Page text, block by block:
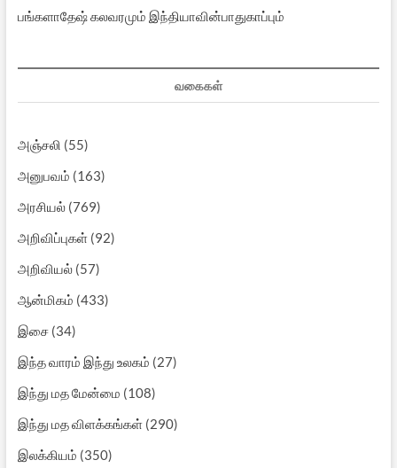
பங்களாதேஷ் கலவரமும் இந்தியாவின்பாதுகாப்பும்
வகைகள்
அஞ்சலி (55)
அனுபவம் (163)
அரசியல்(769)
அறிவிப்புகள்(92)
அறிவியல்(57)
ஆன்மிகம் (433)
இசை(34)
இந்த வாரம் இந்து உலகம் (27)
இந்து மத மேன்மை (108)
இந்து மத விளக்கங்கள்(290)
இலக்கியம் (350)